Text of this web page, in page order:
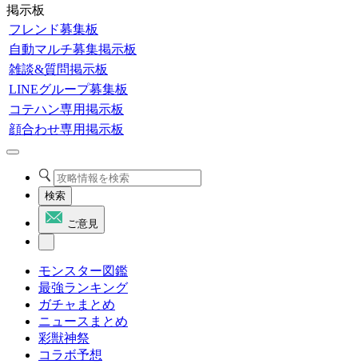
掲示板
フレンド募集板
自動マルチ募集掲示板
雑談&質問掲示板
LINEグループ募集板
コテハン専用掲示板
顔合わせ専用掲示板
検索
ご意見
モンスター図鑑
最強ランキング
ガチャまとめ
ニュースまとめ
彩獣神祭
コラボ予想